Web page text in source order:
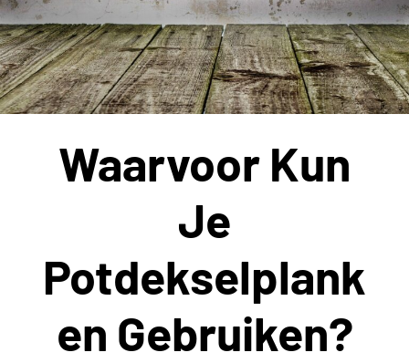
Waarvoor Kun
Je
Potdekselplank
En Gebruiken?